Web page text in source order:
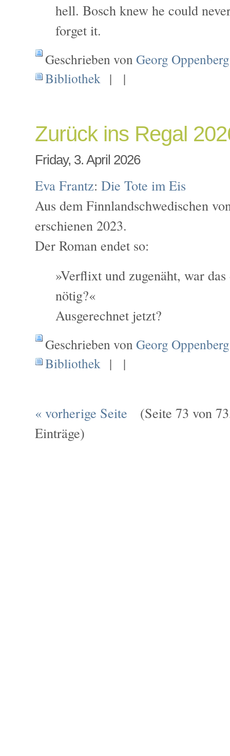
hell. Bosch knew he could
forget it.
Geschrieben vonGeorg Oppenberg
Bibliothek | |
Zurück ins Regal
Friday, 3. April 2026
Eva Frantz:Die Tote im Eis
Aus dem Finnlandschwedischen
erschienen 2023.
Der Roman endet so:
»Verflixt und zugenäht, war
nötig?«
Ausgerechnet jetzt?
Geschrieben vonGeorg Oppenberg
Bibliothek | |
« vorherige Seite (Seite 73 von
Einträge)